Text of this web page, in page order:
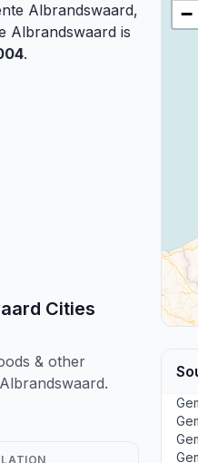
Albrandswaard,
Albrandswaard is
.
Cities
& other
−